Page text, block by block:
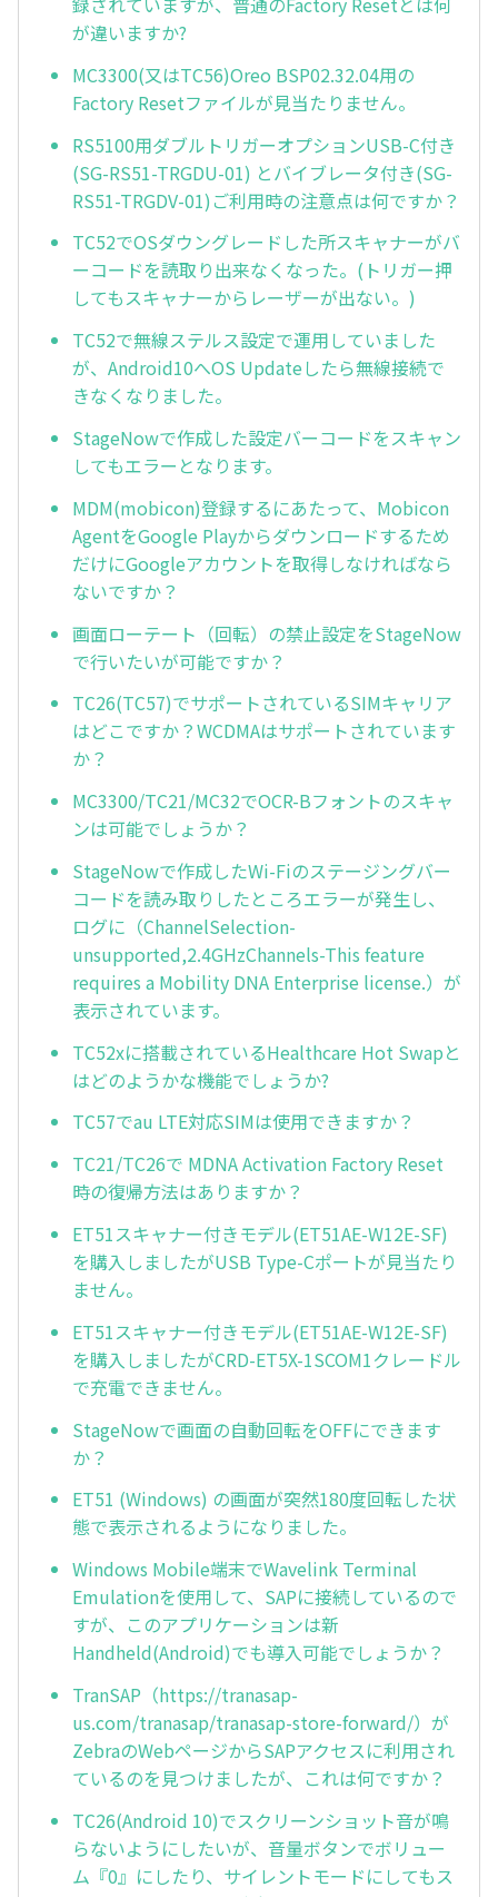
が違いますか?
MC3300(又はTC56)Oreo BSP02.32.04用の
Factory Resetファイルが見当たりません。
RS5100用ダブルトリガーオプションUSB-C付き
(SG-RS51-TRGDU-01) とバイブレータ付き(SG-
RS51-TRGDV-01)ご利用時の注意点は何ですか？
TC52でOSダウングレードした所スキャナーがバ
ーコードを読取り出来なくなった。(トリガー押
してもスキャナーからレーザーが出ない。)
TC52で無線ステルス設定で運用していました
が、Android10へOS Updateしたら無線接続で
きなくなりました。
StageNowで作成した設定バーコードをスキャン
してもエラーとなります。
MDM(mobicon)登録するにあたって、Mobicon
AgentをGoogle Playからダウンロードするため
だけにGoogleアカウントを取得しなければなら
ないですか？
画面ローテート（回転）の禁止設定をStageNow
で行いたいが可能ですか？
TC26(TC57)でサポートされているSIMキャリア
はどこですか？WCDMAはサポートされています
か？
MC3300/TC21/MC32でOCR-Bフォントのスキャ
ンは可能でしょうか？
StageNowで作成したWi-Fiのステージングバー
コードを読み取りしたところエラーが発生し、
ログに（ChannelSelection-
unsupported,2.4GHzChannels-This feature
requires a Mobility DNA Enterprise license.）が
表示されています。
TC52xに搭載されているHealthcare Hot Swapと
はどのようかな機能でしょうか?
TC57でau LTE対応SIMは使用できますか？
TC21/TC26で MDNA Activation Factory Reset
時の復帰方法はありますか？
ET51スキャナー付きモデル(ET51AE-W12E-SF)
を購入しましたがUSB Type-Cポートが見当たり
ません。
ET51スキャナー付きモデル(ET51AE-W12E-SF)
を購入しましたがCRD-ET5X-1SCOM1クレードル
で充電できません。
StageNowで画面の自動回転をOFFにできます
か？
ET51 (Windows) の画面が突然180度回転した状
態で表示されるようになりました。
Windows Mobile端末でWavelink Terminal
Emulationを使用して、SAPに接続しているので
すが、このアプリケーションは新
Handheld(Android)でも導入可能でしょうか？
TranSAP（https://tranasap-
us.com/tranasap/tranasap-store-forward/）が
ZebraのWebページからSAPアクセスに利用され
ているのを見つけましたが、これは何ですか？
TC26(Android 10)でスクリーンショット音が鳴
らないようにしたいが、音量ボタンでボリュー
ム『0』にしたり、サイレントモードにしてもス